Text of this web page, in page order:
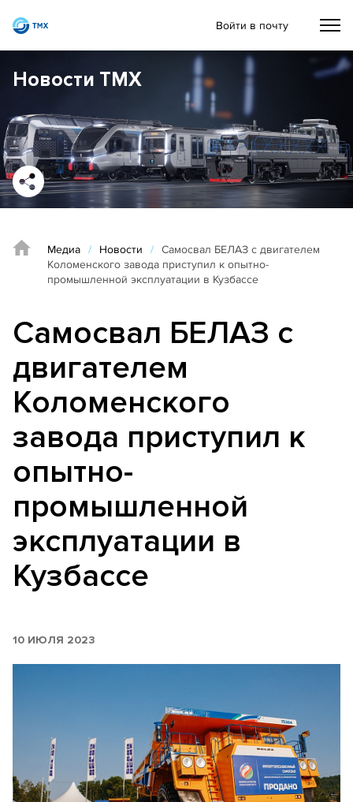
Войти в почту
Новости ТМХ
Медиа / Новости / Самосвал БЕЛАЗ с двигателем
Коломенского завода приступил к опытно-
промышленной эксплуатации в Кузбассе
Самосвал БЕЛАЗ с
двигателем
Коломенского
завода приступил к
опытно-
промышленной
эксплуатации в
Кузбассе
10 ИЮЛЯ 2023